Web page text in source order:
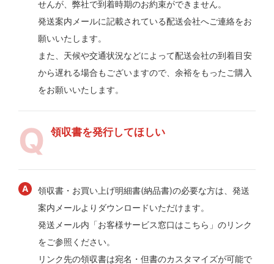
せんが、弊社で到着時期のお約束ができません。
発送案内メールに記載されている配送会社へご連絡をお
願いいたします。
また、天候や交通状況などによって配送会社の到着目安
から遅れる場合もございますので、余裕をもったご購入
をお願いいたします。
領収書を発行してほしい
領収書・お買い上げ明細書(納品書)の必要な方は、発送
案内メールよりダウンロードいただけます。
発送メール内「お客様サービス窓口はこちら」のリンク
をご参照ください。
リンク先の領収書は宛名・但書のカスタマイズが可能で